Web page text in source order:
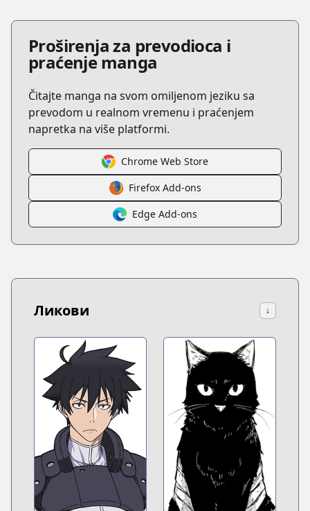
Proširenja za prevodioca i
praćenje manga
Čitajte manga na svom omiljenom jeziku sa
prevodom u realnom vremenu i praćenjem
napretka na više platformi.
Chrome Web Store
Firefox Add-ons
Edge Add-ons
Ликови ↓